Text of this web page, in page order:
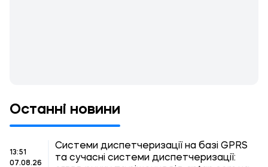
Останні новини
13:51
07.08.26
Системи диспетчеризації на базі GPRS
та сучасні системи диспетчеризації: